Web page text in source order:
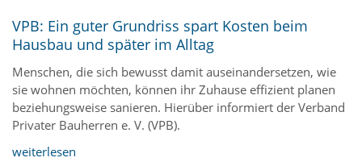
VPB: Ein guter Grundriss spart Kosten beim
Hausbau und später im Alltag
Menschen, die sich bewusst damit auseinandersetzen, wie
sie wohnen möchten, können ihr Zuhause effizient planen
beziehungsweise sanieren. Hierüber informiert der Verband
Privater Bauherren e. V. (VPB).
weiterlesen